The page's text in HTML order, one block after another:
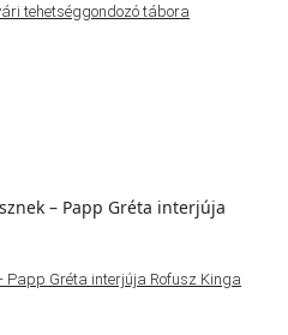
tehetséggondozó tábora
Gréta interjúja Rofusz Kinga